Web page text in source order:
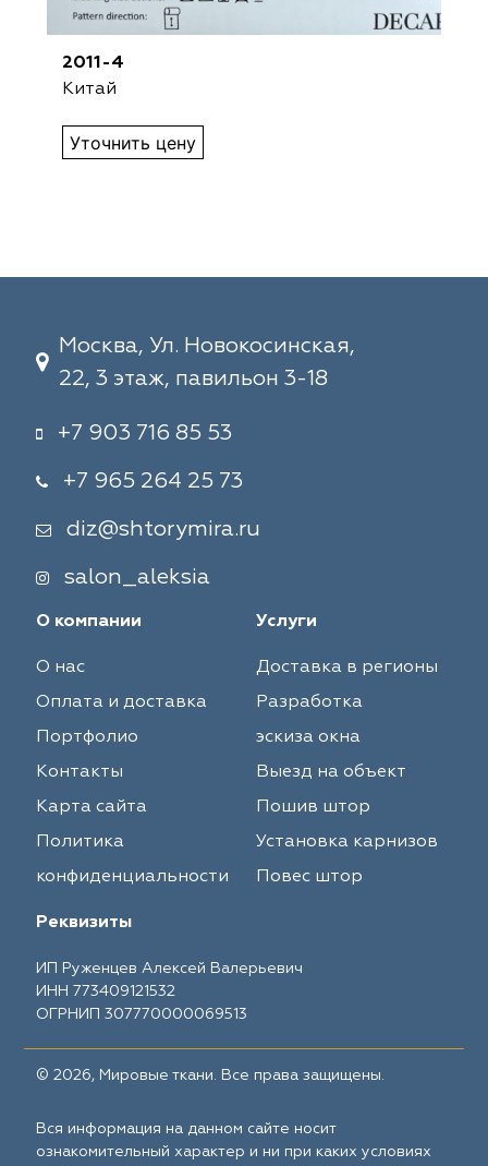
2011-4
Китай
Уточнить цену
Москва, Ул. Новокосинская,
22, 3 этаж, павильон 3-18
+7 903 716 85 53
+7 965 264 25 73
diz@shtorymira.ru
salon_aleksia
О компании
О нас
Оплата и доставка
Портфолио
Контакты
Карта сайта
Политика
конфиденциальности
Услуги
Доставка в регионы
Разработка
эскиза окна
Выезд на объект
Пошив штор
Установка карнизов
Повес штор
Реквизиты
ИП Руженцев Алексей Валерьевич
ИНН 773409121532
ОГРНИП 307770000069513
© 2026, Мировые ткани. Все права защищены.
Вся информация на данном сайте носит
ознакомительный характер и ни при каких условиях